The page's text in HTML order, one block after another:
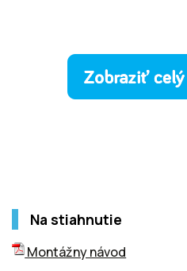
Na stiahnutie
Montážny návod